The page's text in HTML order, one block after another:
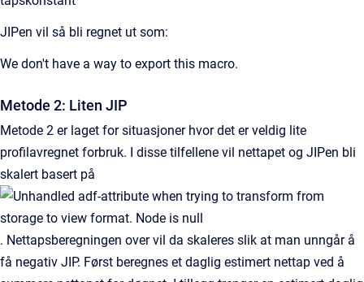
JIPen vil så bli regnet ut som:
We don't have a way to export this macro.
Metode 2: Liten JIP
Metode 2 er laget for situasjoner hvor det er veldig lite
profilavregnet forbruk. I disse tilfellene vil nettapet og JIPen bli
skalert basert på
. Nettapsberegningen over vil da skaleres slik at man unngår å
få negativ JIP. Først beregnes et daglig estimert nettap ved å